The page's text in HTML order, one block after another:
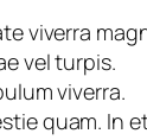
viverra
vel turpis.
viverra.
quam. In